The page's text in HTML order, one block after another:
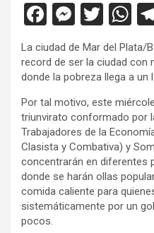
F
a
ce
b
o
o
k
M
es
se
n
g
er
T
wi
tt
er
W
h
at
s
A
p
p
La ciudad de Mar del Plata/
record de ser la ciudad con
donde la pobreza llega a un
Por tal motivo, este
triunvirato conformado por
Trabajadores de la
Clasista y Combativa) y
concentrarán en diferentes
donde se harán ollas
comida caliente para
sistemáticamente por un
pocos.